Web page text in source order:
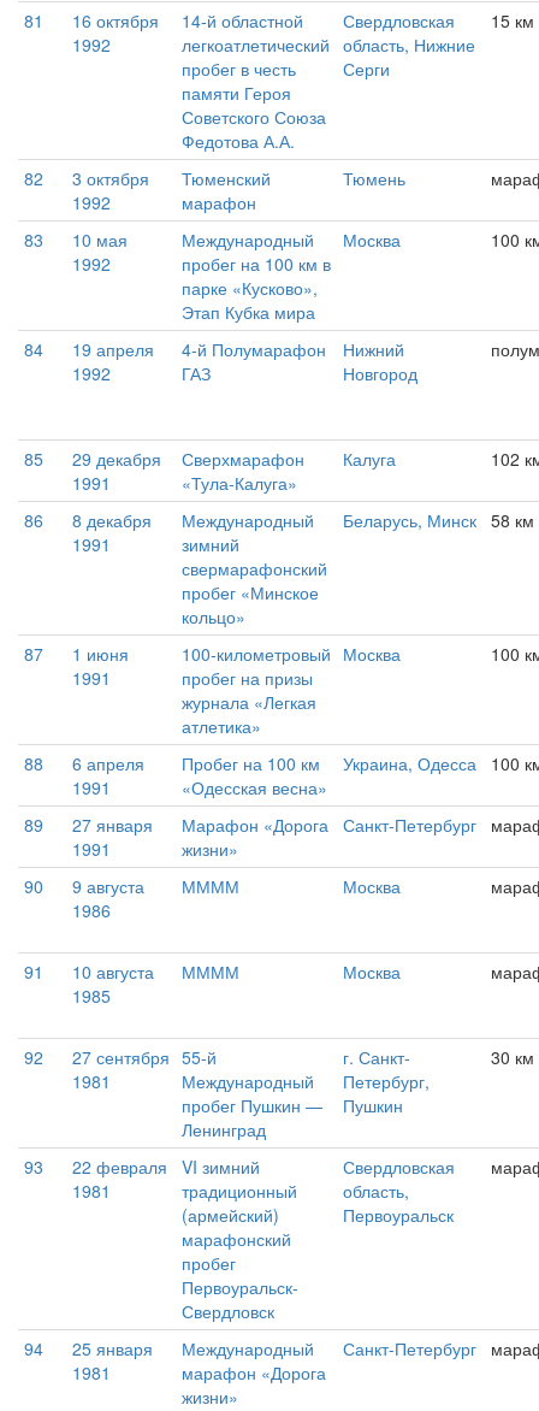
81
16 октября
1992
14-й областной
легкоатлетический
пробег в честь
памяти Героя
Советского Союза
Федотова А.А.
Свердловская
область, Нижние
Серги
15 км
82
3 октября
1992
Тюменский
марафон
Тюмень
83
10 мая
1992
Международный
пробег на 100 км в
парке «Кусково»,
Этап Кубка мира
Москва 100
84
19 апреля
1992
4-й Полумарафон
ГАЗ
Нижний
Новгород
85
29 декабря
1991
Сверхмарафон
«Тула-Калуга»
Калуга 102
86
8 декабря
1991
Международный
зимний
свермарафонский
пробег «Минское
кольцо»
Беларусь, Минск 58 км
87
1 июня
1991
100-километровый
пробег на призы
журнала «Легкая
атлетика»
Москва 100
88
6 апреля
1991
Пробег на 100 км
«Одесская весна»
Украина, Одесса 100
89
27 января
1991
Марафон «Дорога
жизни»
Санкт-Петербург
90
9 августа
1986
ММММ Москва
91
10 августа
1985
ММММ Москва
92
27 сентября
1981
55-й
Международный
пробег Пушкин —
Ленинград
г. Санкт-
Петербург,
Пушкин
30 км
93
22 февраля
1981
VI зимний
традиционный
(армейский)
марафонский
пробег
Первоуральск-
Свердловск
Свердловская
область,
Первоуральск
94
25 января
1981
Международный
марафон «Дорога
жизни»
Санкт-Петербург